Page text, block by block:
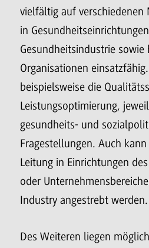
vielfältig auf verschiedenen
in
Gesundheitsindustrie sowie
Organisationen
beispielsweise die
Leistungsoptimierung,
gesundheits- und
Fragestellungen. Auch
Leitung in Einrichtungen
oder
Industry angestrebt werden.
Des Weiteren liegen